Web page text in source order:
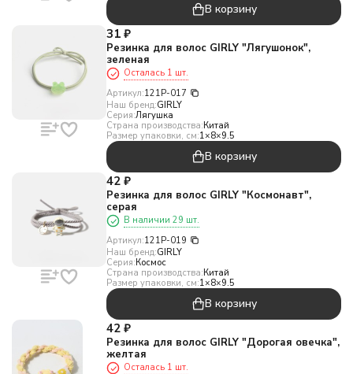
В корзину
31 ₽
Резинка для волос GIRLY "Лягушонок",
зеленая
Осталась 1 шт.
Артикул:121P-017
Наш бренд:GIRLY
Серия:Лягушка
Страна производства:Китай
Размер упаковки, см:1×8×9.5
В корзину
42 ₽
Резинка для волос GIRLY "Космонавт",
серая
В наличии 29 шт.
Артикул:121P-019
Наш бренд:GIRLY
Серия:Космос
Страна производства:Китай
Размер упаковки, см:1×8×9.5
В корзину
42 ₽
Резинка для волос GIRLY "Дорогая овечка",
желтая
Осталась 1 шт.